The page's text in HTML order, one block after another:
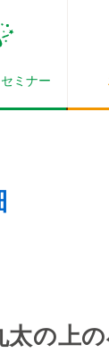
セミナー
太の上